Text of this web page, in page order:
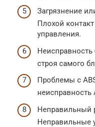
Загрязнение
Плохой
управления.
Неисправность
строя самого
Проблемы с
неисправность
Неправильный
Неправильные